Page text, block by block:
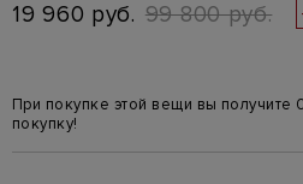
19 960 руб. 99 800 руб.
При покупке этой вещи вы
покупку!